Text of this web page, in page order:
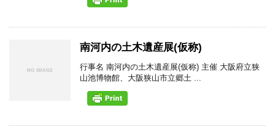
南河内の土木遺産展(仮称)
行事名 南河内の土木遺産展(仮称) 主催 大阪府立狭
山池博物館、大阪狭山市立郷土 ...